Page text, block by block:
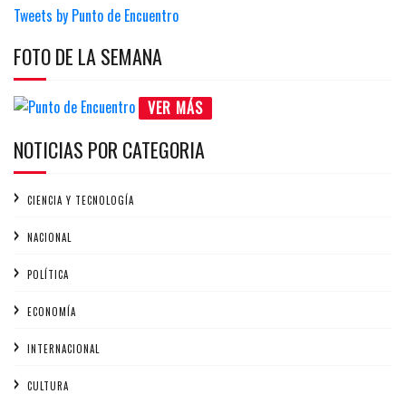
Tweets by Punto de Encuentro
FOTO DE LA SEMANA
VER MÁS
NOTICIAS POR CATEGORIA
CIENCIA Y TECNOLOGÍA
NACIONAL
POLÍTICA
ECONOMÍA
INTERNACIONAL
CULTURA